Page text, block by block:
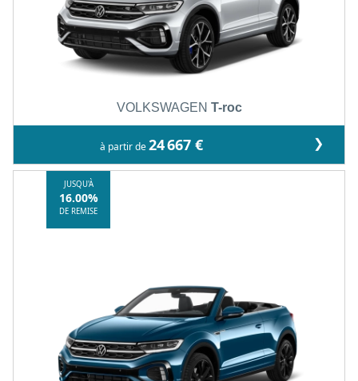
VOLKSWAGEN T-roc
à partir de24 667 € ❯
JUSQU'À
16.00%
DE REMISE